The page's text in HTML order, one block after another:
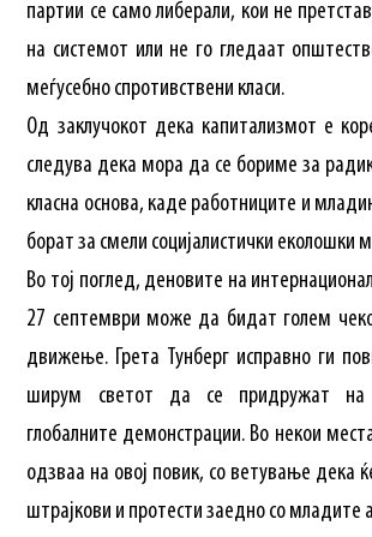
партии се само либерали, кои не
на системот или не го гледаат
меѓусебно спротивствени класи.
Од заклучокот дека капитализмот е
следува дека мора да се бориме за
класна основа, каде работниците и
борат за смели социјалистички еколошки
Во тој поглед, деновите на
27 септември може да бидат голем
движење. Грета Тунберг исправно ги
ширум светот да се придружат на
глобалните демонстрации. Во некои
одзваа на овој повик, со ветување дека
штрајкови и протести заедно со младите